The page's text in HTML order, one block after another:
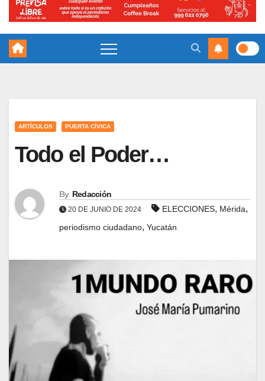
ARTÍCULOS PUERTA CÍVICA
Todo el Poder…
By Redacción
20 DE JUNIO DE 2024 ELECCIONES, Mérida,
periodismo ciudadano, Yucatán